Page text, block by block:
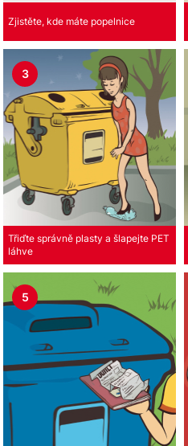
Zjistěte, kde máte popelnice
3
Třiďte správně plasty a šlapejte PET
láhve
5